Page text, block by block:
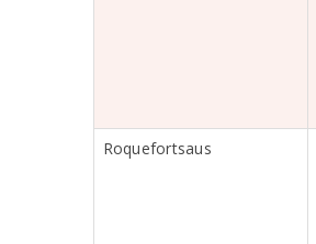
Roquefortsaus